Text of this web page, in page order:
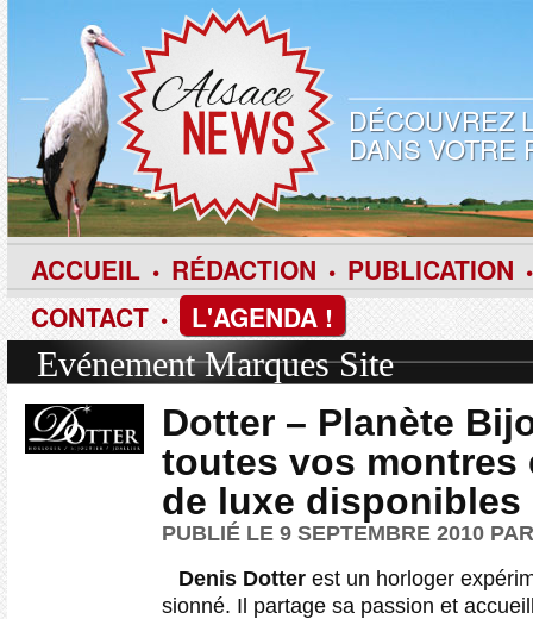
DÉCOUVREZ
DANS VOTRE
ACCUEIL • RÉDACTION • PUBLICATION •
CONTACT • L'AGENDA !
Evénement Marques Site
Dotter – Planète
toutes vos montres
de luxe disponibles
PUBLIÉ LE 9 SEPTEMBRE 2010
Denis Dotter est un horloger
sionné. Il partage sa passion et